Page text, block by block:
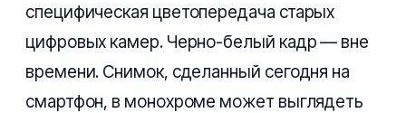
специфическая цветопередача старых
цифровых камер. Черно-белый кадр — вне
времени. Снимок, сделанный сегодня на
смартфон, в монохроме может выглядеть